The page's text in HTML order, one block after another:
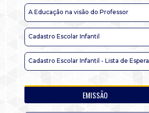
A Educação na visão do Professor
Cadastro Escolar Infantil
Cadastro Escolar Infantil - Lista de Espera
EMISSÃO